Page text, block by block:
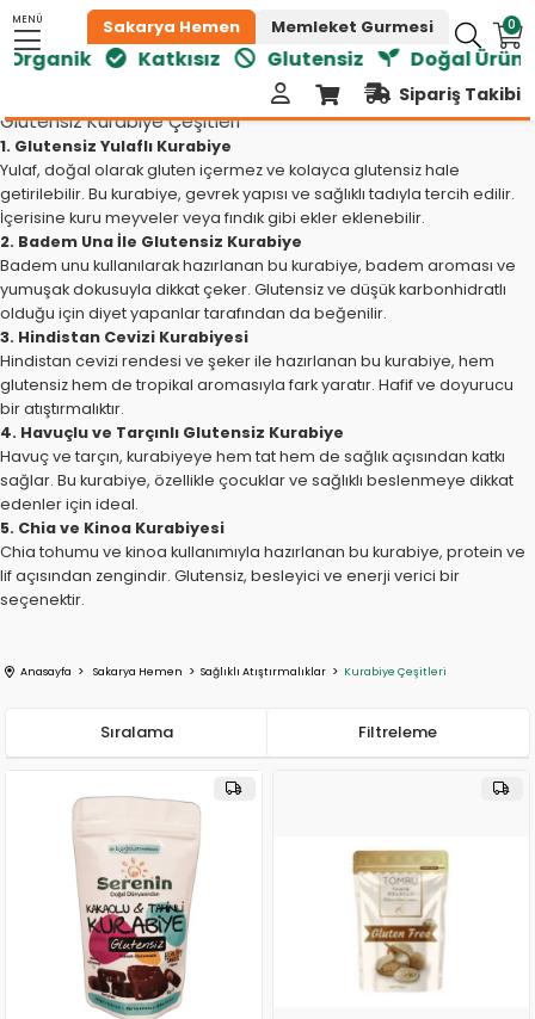
0
MENÜ Sakarya Hemen Memleket Gurmesi
Katkısız Glutensiz Doğal
Sipariş Takibi
Glutensiz Kurabiye Çeşitleri
1. Glutensiz Yulaflı Kurabiye
Yulaf, doğal olarak gluten içermez ve kolayca glutensiz hale
getirilebilir. Bu kurabiye, gevrek yapısı ve sağlıklı tadıyla tercih edilir.
İçerisine kuru meyveler veya fındık gibi ekler eklenebilir.
2. Badem Una İle Glutensiz Kurabiye
Badem unu kullanılarak hazırlanan bu kurabiye, badem aroması ve
yumuşak dokusuyla dikkat çeker. Glutensiz ve düşük karbonhidratlı
olduğu için diyet yapanlar tarafından da beğenilir.
3. Hindistan Cevizi Kurabiyesi
Hindistan cevizi rendesi ve şeker ile hazırlanan bu kurabiye, hem
glutensiz hem de tropikal aromasıyla fark yaratır. Hafif ve doyurucu
bir atıştırmalıktır.
4. Havuçlu ve Tarçınlı Glutensiz Kurabiye
Havuç ve tarçın, kurabiyeye hem tat hem de sağlık açısından katkı
sağlar. Bu kurabiye, özellikle çocuklar ve sağlıklı beslenmeye dikkat
edenler için ideal.
5. Chia ve Kinoa Kurabiyesi
Chia tohumu ve kinoa kullanımıyla hazırlanan bu kurabiye, protein ve
lif açısından zengindir. Glutensiz, besleyici ve enerji verici bir
seçenektir.
Anasayfa Sakarya Hemen Sağlıklı Atıştırmalıklar Kurabiye Çeşitleri
Filtreleme
Sıralama